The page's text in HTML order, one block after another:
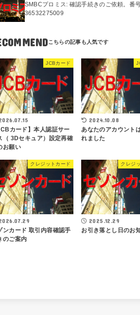
SMBCプロミス: 確認⼿続きのご依頼。番
36532275009
JCBカード
カード】本人認証サー
（ 3Dセキュア）設定再確
お願い
2024.10.08
あなたのアカウント
れました
クレジットカード
ンカード 取引内容確認手
のご案内
クレジ
2025.12.29
お引き落とし日のお